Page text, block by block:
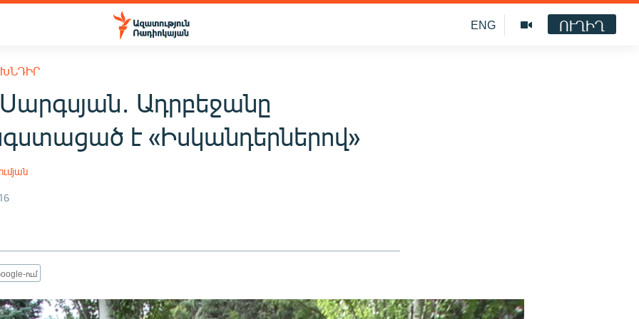
ENG ՈՒՂԻՂ
Ադրբեջանը
է «Իսկանդերներով»
ում